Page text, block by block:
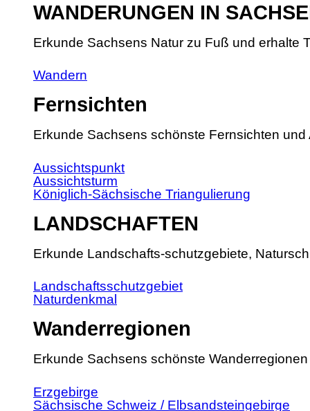
WANDERUNGEN IN
Erkunde Sachsens Natur zu Fuß und erhalte
Wandern
Fernsichten
Erkunde Sachsens schönste Fernsichten und
Aussichtspunkt
Aussichtsturm
Königlich-Sächsische Triangulierung
LANDSCHAFTEN
Erkunde Landschafts-schutzgebiete,
Landschaftsschutzgebiet
Naturdenkmal
Wanderregionen
Erkunde Sachsens schönste Wanderregionen
Erzgebirge
Sächsische Schweiz / Elbsandsteingebirge